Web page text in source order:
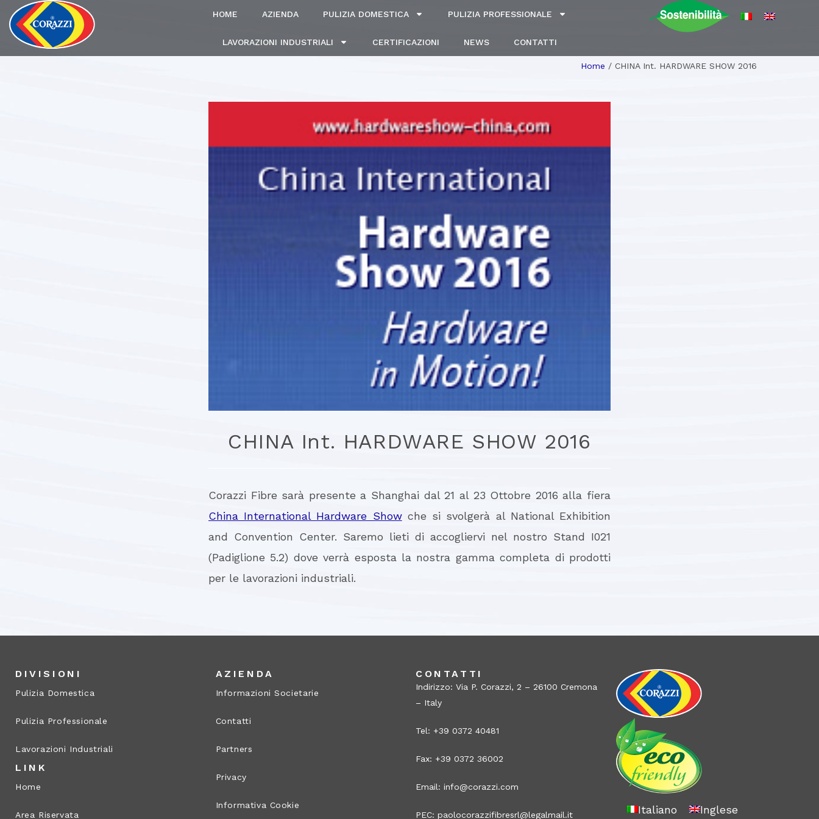
HOME AZIENDA PULIZIA DOMESTICA PULIZIA PROFESSIONALE
LAVORAZIONI INDUSTRIALI CERTIFICAZIONI NEWS CONTATTI
Home / CHINA Int. HARDWARE SHOW 2016
CHINA Int. HARDWARE SHOW 2016
Corazzi Fibre sarà presente a Shanghai dal 21 al 23 Ottobre 2016 alla fiera
China International Hardware Showche si svolgerà al National Exhibition
and Convention Center. Saremo lieti di accogliervi nel nostro Stand I021
(Padiglione 5.2) dove verrà esposta la nostra gamma completa di prodotti
per le lavorazioni industriali.
DIVISIONI
Pulizia Domestica
Pulizia Professionale
Lavorazioni Industriali
LINK
Home
Area Riservata
AZIENDA
Informazioni Societarie
Contatti
Partners
Privacy
Informativa Cookie
CONTATTI
Indirizzo: Via P. Corazzi, 2 – 26100 Cremona
– Italy
Tel: +39 0372 40481
Fax: +39 0372 36002
Email: info@corazzi.com
PEC: paolocorazzifibresrl@legalmail.it Italiano Inglese